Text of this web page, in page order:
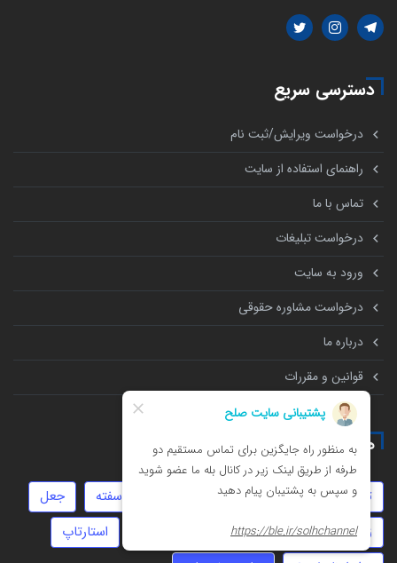
دسترسی سریع
درخواست ویرایش/ثبت نام
راهنمای استفاده از سایت
تماس با ما
درخواست تبلیغات
ورود به سایت
درخواست مشاوره حقوقی
درباره ما
قوانین و مقررات
همه چیز درباره
تهمت سرقت مهریه سفته
جعل
زورگیری
نفقه مهاجرت
استارتاپ